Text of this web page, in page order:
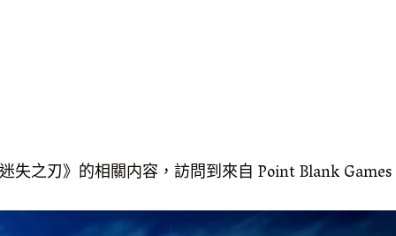
失之刃》的相關内容，訪問到來自 Point Blank Games